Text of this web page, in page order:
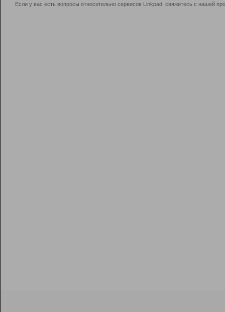
Если у вас есть вопросы относительно сервисов Linkpad, свяжитесь с нашей